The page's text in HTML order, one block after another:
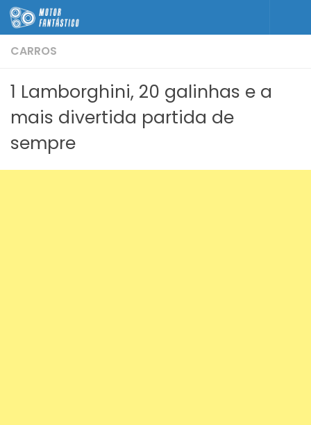
Skip to content
CARROS
1 Lamborghini, 20 galinhas e a
mais divertida partida de
sempre